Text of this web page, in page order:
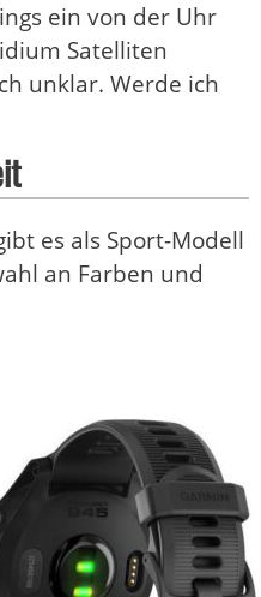
ein von der Uhr
Satelliten
unklar. Werde ich
es als Sport-Modell
an Farben und